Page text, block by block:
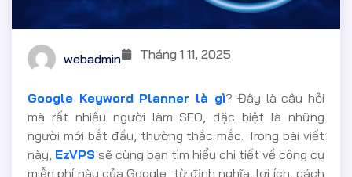
webadmin Tháng 1 11, 2025
Google Keyword Planner là gì? Đây là câu hỏi
mà rất nhiều người làm SEO, đặc biệt là những
người mới bắt đầu, thường thắc mắc. Trong bài viết
này, EzVPS sẽ cùng bạn tìm hiểu chi tiết về công cụ
miễn phí này của Google, từ định nghĩa, lợi ích, cách